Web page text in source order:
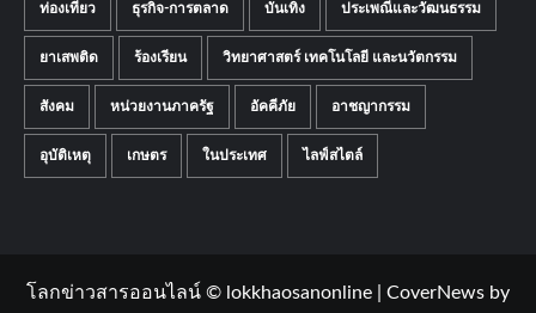
ท่องเที่ยว ธุรกิจ-การตลาด บันเทิง ประเพณีและวัฒนธรรม
ยาเสพติด ร้องเรียน วิทยาศาสตร์ เทคโนโลยี และนวัตกรรม
สังคม หน่วยงานภาครัฐ อัคคีภัย อาชญากรรม
อุบัติเหตุ เกษตร ในประเทศ ไลฟ์สไตล์
โลกข่าวสารออนไลน์ © lokkhaosanonline CoverNews by